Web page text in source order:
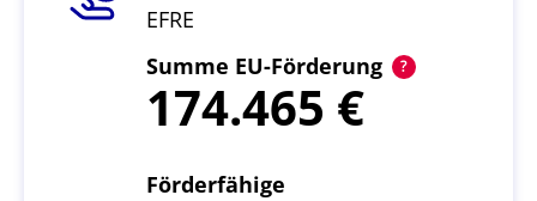
EFRE
Summe EU-Förderung
174.465
Förderfähige